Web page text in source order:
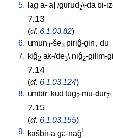
5.
lag a-[a] /gurud 2\-da bi-
7.13
(cf. 6.1.03.82)
6. umun3-še3 piriĝ-gin7 du
7. kiĝ2 ak-/de3\ niĝ2-gilim-
7.14
(cf. 6.1.03.124)
8. umbin kud tug2-mu-dur7
7.15
(cf. 6.1.03.155)
9. kašbir-a ga-naĝ!